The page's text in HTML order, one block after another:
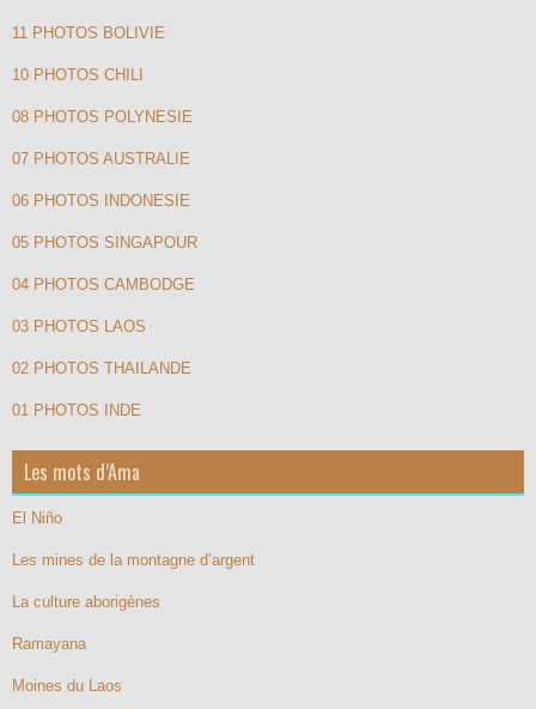
11 PHOTOS BOLIVIE
10 PHOTOS CHILI
08 PHOTOS POLYNESIE
07 PHOTOS AUSTRALIE
06 PHOTOS INDONESIE
05 PHOTOS SINGAPOUR
04 PHOTOS CAMBODGE
03 PHOTOS LAOS
02 PHOTOS THAILANDE
01 PHOTOS INDE
Les mots d’Ama
El Niño
Les mines de la montagne d’argent
La culture aborigènes
Ramayana
Moines du Laos